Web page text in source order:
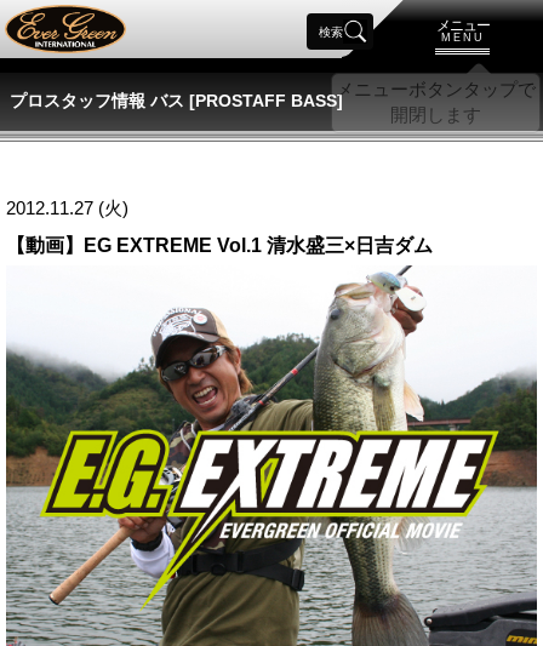
メニュー
MENU
検索
プロスタッフ情報 バス [PROSTAFF BASS]
2012.11.27 (火)
【動画】EG EXTREME Vol.1 清水盛三×日吉ダム